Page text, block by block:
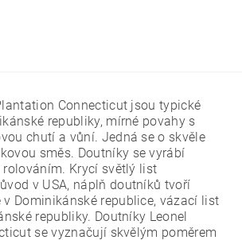
Connecticut jsou typické
republiky, mírné povahy s
chutí a vůní. Jedná se o skvěle
směs. Doutníky se vyrábí
Krycí světlý list
v USA, náplň doutníků tvoří
Dominikánské republice, vázací list
republiky. Doutníky Leonel
se vyznačují skvělým poměrem